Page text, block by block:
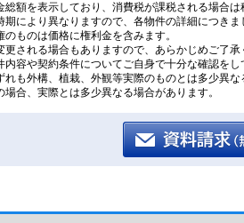
額を表示しており、消費税が課税される場合は
期により異なりますので、各物件の詳細につきま
ものは価格に権利金を含みます。
される場合もありますので、あらかじめご了承
容や契約条件についてご自身で十分な確認をし
も外構、植栽、外観等実際のものとは多少異な
合、実際とは多少異なる場合があります。